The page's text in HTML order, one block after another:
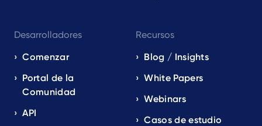
Desarrolladores
Comenzar
Portal de la
Comunidad
API
Recursos
Blog / Insights
White Papers
Webinars
Casos de estudio